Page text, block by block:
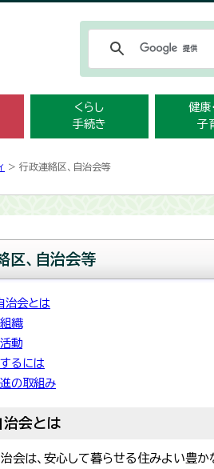
くらし
手続き
健康
子
> 行政連絡区、自治会等
区、自治会等
治会とは
織
動
るには
の取組み
治会とは
会は、安心して暮らせる住みよい豊